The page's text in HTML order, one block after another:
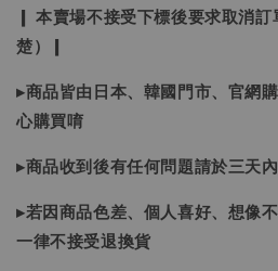
❙ 本賣場不接受下標後要求取消
楚）❙
▸商品皆由日本、韓國門市、官網
心購買唷
▸商品收到後有任何問題請於三天
▸若因商品色差、個人喜好、想像
一律不接受退換貨